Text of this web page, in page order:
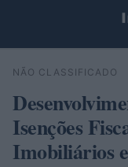
Buscar
NÃO CLASSIFICADO
Isenções
Imobiliários